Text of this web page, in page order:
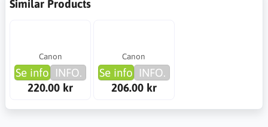
Similar Products
Canon
Se info INFO.
220.00 kr
Canon
Se info INFO.
206.00 kr